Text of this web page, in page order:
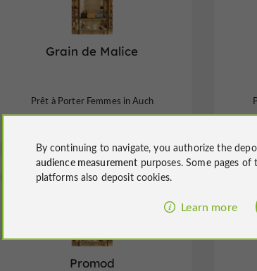
Grain de Malice
Prêt à Porter Femmes in Auch
Promod
By continuing to navigate, you authorize the
audience measurement purposes. Some pages
platforms also deposit cookies.
Learn more